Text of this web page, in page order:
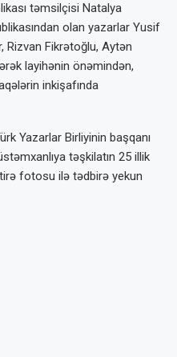
təmsilçisi Natalya
olan yazarlar Yusif
Rizvan Fikrətoğlu, Aytən
layihənin önəmindən,
inkişafında
Yazarlar Birliyinin başqanı
təşkilatın 25 illik
fotosu ilə tədbirə yekun